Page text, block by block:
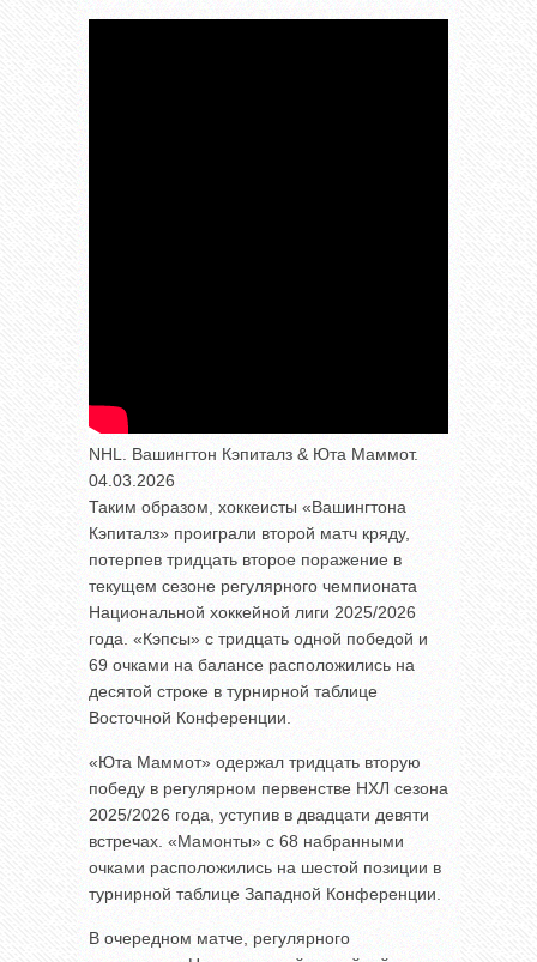
NHL. Вашингтон Кэпиталз & Юта Маммот.
04.03.2026
Таким образом, хоккеисты «Вашингтона
Кэпиталз» проиграли второй матч кряду,
потерпев тридцать второе поражение в
текущем сезоне регулярного чемпионата
Национальной хоккейной лиги 2025/2026
года. «Кэпсы» с тридцать одной победой и
69 очками на балансе расположились на
десятой строке в турнирной таблице
Восточной Конференции.
«Юта Маммот» одержал тридцать вторую
победу в регулярном первенстве НХЛ сезона
2025/2026 года, уступив в двадцати девяти
встречах. «Мамонты» с 68 набранными
очками расположились на шестой позиции в
турнирной таблице Западной Конференции.
В очередном матче, регулярного